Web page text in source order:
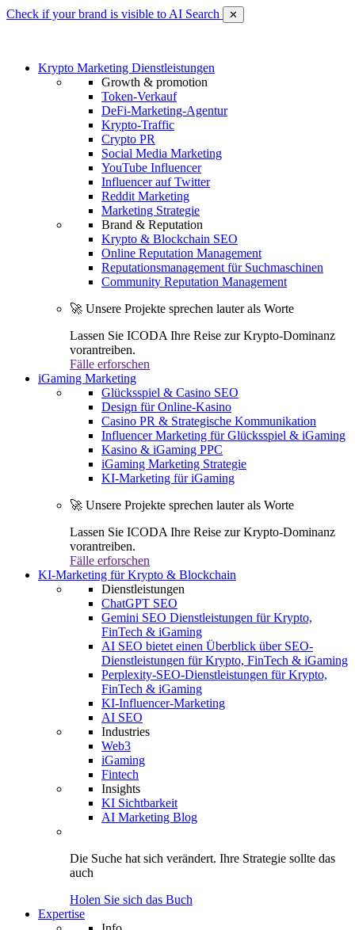
Check if your brand is visible to AI Search ✕
Krypto Marketing Dienstleistungen
Growth & promotion
Token-Verkauf
DeFi-Marketing-Agentur
Krypto-Traffic
Crypto PR
Social Media Marketing
YouTube Influencer
Influencer auf Twitter
Reddit Marketing
Marketing Strategie
Brand & Reputation
Krypto & Blockchain SEO
Online Reputation Management
Reputationsmanagement für Suchmaschinen
Community Reputation Management
🚀 Unsere Projekte sprechen lauter als Worte
Lassen Sie ICODA Ihre Reise zur Krypto-Dominanz
vorantreiben.
Fälle erforschen
iGaming Marketing
Glücksspiel & Casino SEO
Design für Online-Kasino
Casino PR & Strategische Kommunikation
Influencer Marketing für Glücksspiel & iGaming
Kasino & iGaming PPC
iGaming Marketing Strategie
KI-Marketing für iGaming
🚀 Unsere Projekte sprechen lauter als Worte
Lassen Sie ICODA Ihre Reise zur Krypto-Dominanz
vorantreiben.
Fälle erforschen
KI-Marketing für Krypto & Blockchain
Dienstleistungen
ChatGPT SEO
Gemini SEO Dienstleistungen für Krypto,
FinTech & iGaming
AI SEO bietet einen Überblick über SEO-
Dienstleistungen für Krypto, FinTech & iGaming
Perplexity-SEO-Dienstleistungen für Krypto,
FinTech & iGaming
KI-Influencer-Marketing
AI SEO
Industries
Web3
iGaming
Fintech
Insights
KI Sichtbarkeit
AI Marketing Blog
Die Suche hat sich verändert. Ihre Strategie sollte das
auch
Holen Sie sich das Buch
Expertise